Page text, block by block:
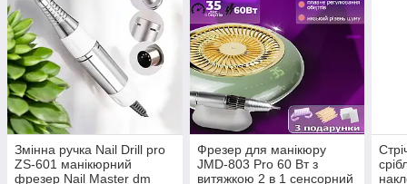
Змінна ручка Nail Drill pro
ZS-601 манікюрний
фрезер Nail Master dm
Фрезер для манікюру
JMD-803 Pro 60 Вт з
витяжкою 2 в 1 сенсорний